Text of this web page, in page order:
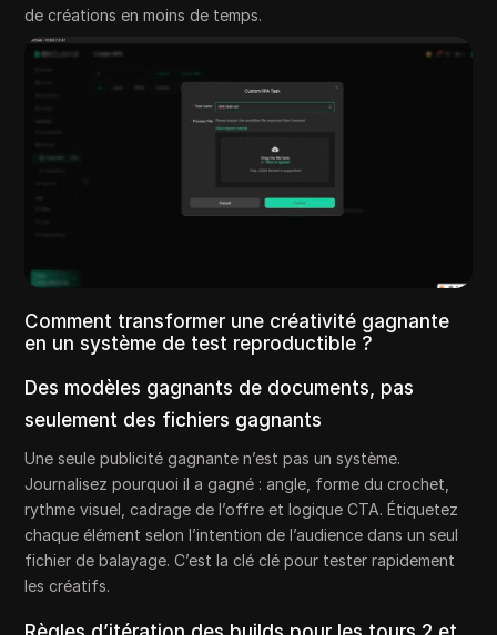
de créations en moins de temps.
Comment transformer une créativité gagnante
en un système de test reproductible ?
Des modèles gagnants de documents, pas
seulement des fichiers gagnants
Une seule publicité gagnante n’est pas un système.
Journalisez pourquoi il a gagné : angle, forme du crochet,
rythme visuel, cadrage de l’offre et logique CTA. Étiquetez
chaque élément selon l’intention de l’audience dans un seul
fichier de balayage. C’est la clé clé pour tester rapidement
les créatifs.